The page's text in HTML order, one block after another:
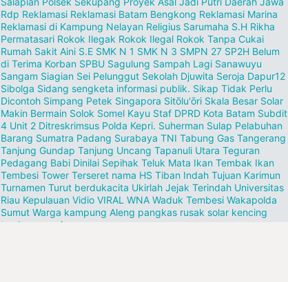
Rdp Reklamasi Reklamasi Batam Bengkong Reklamasi Marina
Reklamasi di Kampung Nelayan Religius Sarumaha S.H Rikha
Permatasari Rokok Ilegak Rokok Ilegal Rokok Tanpa Cukai
Rumah Sakit Aini S.E SMK N 1 SMK N 3 SMPN 27 SP2H Belum
di Terima Korban SPBU Sagulung Sampah Lagi Sanawuyu
Sangam Siagian Sei Pelunggut Sekolah Djuwita Seroja Dapur12
Sibolga Sidang sengketa informasi publik. Sikap Tidak Perlu
Dicontoh Simpang Petek Singapora Sitōlu'ōri Skala Besar Solar
Makin Bermain Solok Somel Kayu Staf DPRD Kota Batam Subdit
4 Unit 2 Ditreskrimsus Polda Kepri. Suherman Sulap Pelabuhan
Barang Sumatra Padang Surabaya TNI Tabung Gas Tangerang
Tanjung Gundap Tanjung Uncang Tapanuli Utara Teguran
Pedagang Babi Dinilai Sepihak Teluk Mata Ikan Tembak Ikan
Tembesi Tower Terseret nama HS Tiban Indah Tujuan Karimun
Turnamen Turut berdukacita Ukirlah Jejak Terindah Universitas
Riau Kepulauan Vidio VIRAL WNA Waduk Tembesi Wakapolda
Sumut Warga kampung Aleng pangkas rusak solar kencing
tambang pasir